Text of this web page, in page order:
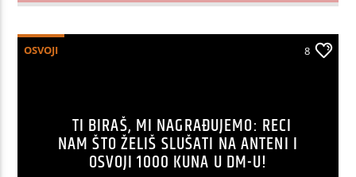
OSVOJI 8
TI BIRAŠ, MI NAGRAĐUJEMO: RECI
NAM ŠTO ŽELIŠ SLUŠATI NA ANTENI I
OSVOJI 1000 KUNA U DM-U!